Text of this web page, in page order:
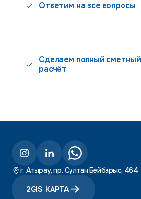
Ответим на все вопросы
Сделаем полный сметный
расчёт
г. Атырау, пр. Султан Бейбарыс, 464
2GIS КАРТА